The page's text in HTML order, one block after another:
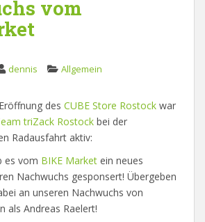
vom
dennis Allgemein
des CUBE Store Rostock war
triZack Rostock bei der
Radausfahrt aktiv:
es vom BIKE Market ein neues
Nachwuchs gesponsert! Übergeben
an unseren Nachwuchs von
als Andreas Raelert!